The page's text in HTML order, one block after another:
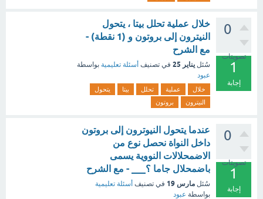
0
تصويتات
1
إجابة
خلال عملية تحلل بيتا ، يتحول
النيترون إلى بروتون و (1 نقطة) -
مع الشرح
سُئل يناير 25 في تصنيف أسئلة تعليمية بواسطة
عبود
خلال عملية تحلل بيتا
يتحول
النيترون
بروتون
0
تصويتات
1
إجابة
عندما يتحول النيوترون إلى بروتون
داخل النواة نحصل نوع من
الاضمحلالات النووية يسمى
باضمحلال جاما ؟___ - مع الشرح
سُئل مارس 19 في تصنيف أسئلة تعليمية
بواسطة عبود